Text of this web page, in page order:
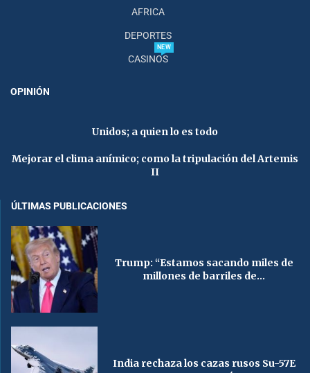
AFRICA
DEPORTES
CASINOS
NEW
OPINIÓN
Unidos; a quien lo es todo
Mejorar el clima anímico; como la tripulación del Artemis
II
ÚLTIMAS PUBLICACIONES
Trump: “Estamos sacando miles de
millones de barriles de...
India rechaza los cazas rusos Su-57E